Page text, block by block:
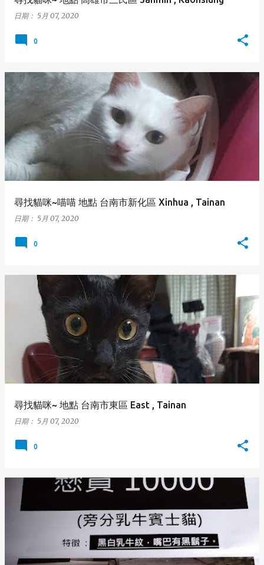
日期： 5月 07, 2020
0
尋找貓咪~喵喵 地點 台南市新化區 Xinhua , Tainan
日期： 5月 07, 2020
0
尋找貓咪~ 地點 台南市東區 East , Tainan
日期： 5月 07, 2020
0